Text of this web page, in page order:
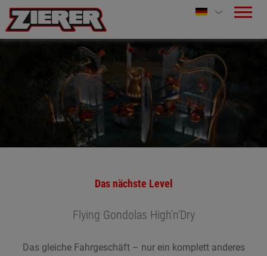
Das nächste Level
Flying Gondolas High’n‘Dry
Das gleiche Fahrgeschäft – nur ein komplett anderes